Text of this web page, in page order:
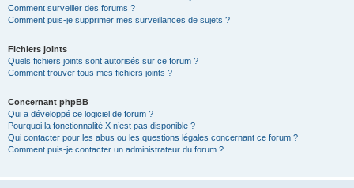
Comment surveiller des forums ?
Comment puis-je supprimer mes surveillances de sujets ?
Fichiers joints
Quels fichiers joints sont autorisés sur ce forum ?
Comment trouver tous mes fichiers joints ?
Concernant phpBB
Qui a développé ce logiciel de forum ?
Pourquoi la fonctionnalité X n’est pas disponible ?
Qui contacter pour les abus ou les questions légales concernant ce forum ?
Comment puis-je contacter un administrateur du forum ?